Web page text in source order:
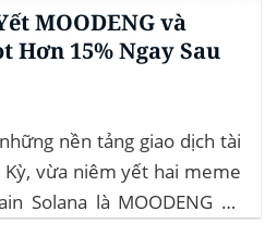
MOODENG và
Hơn 15% Ngay Sau
nền tảng giao dịch tài
vừa niêm yết hai meme
Solana là MOODENG và